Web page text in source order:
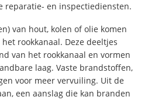
reparatie- en inspectiediensten.
van hout, kolen of olie komen
rookkanaal. Deze deeltjes
van het rookkanaal en vormen
laag. Vaste brandstoffen,
voor meer vervuiling. Uit de
een aanslag die kan branden